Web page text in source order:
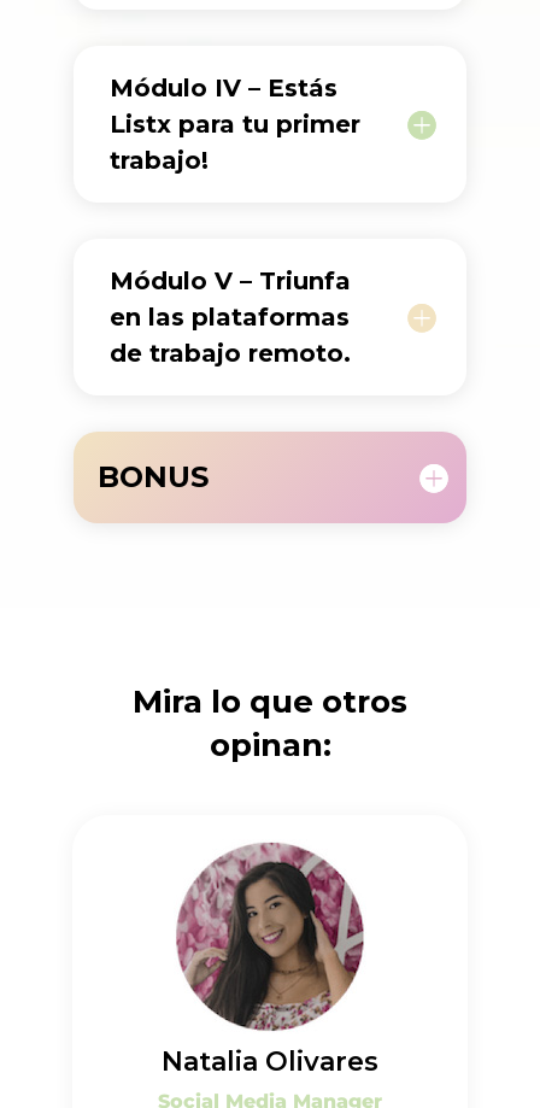
Módulo IV – Estás
Listx para tu primer
trabajo!
Módulo V – Triunfa
en las plataformas
de trabajo remoto.
BONUS
Mira lo que otros
opinan:
Natalia Olivares
Social Media Manager